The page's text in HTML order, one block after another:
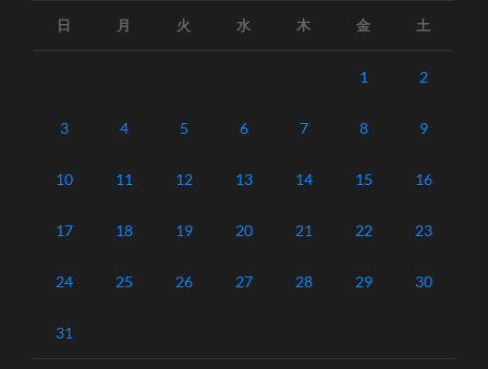
日 月 火 水 木 金 土
1 2
3 4 5 6 7 8 9
10 11 12 13 14 15 16
17 18 19 20 21 22 23
24 25 26 27 28 29 30
31